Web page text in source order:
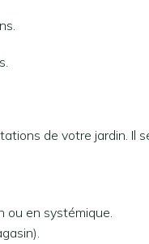
de votre jardin. Il
ou en systémique.